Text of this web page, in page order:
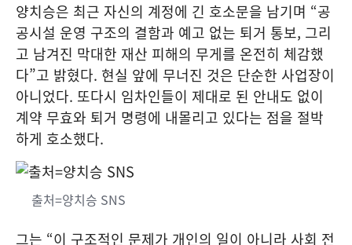
양치승은 최근 자신의 계정에 긴 호소문을 남기며 “공
공시설 운영 구조의 결함과 예고 없는 퇴거 통보, 그리
고 남겨진 막대한 재산 피해의 무게를 온전히 체감했
다”고 밝혔다. 현실 앞에 무너진 것은 단순한 사업장이
아니었다. 또다시 임차인들이 제대로 된 안내도 없이
계약 무효와 퇴거 명령에 내몰리고 있다는 점을 절박
하게 호소했다.
출처=양치승 SNS
그는 “이 구조적인 문제가 개인의 일이 아니라 사회 전